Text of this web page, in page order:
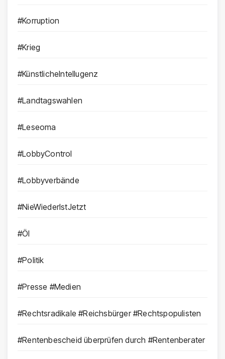
#Korruption
#Krieg
#KünstlicheIntellugenz
#Landtagswahlen
#Leseoma
#LobbyControl
#Lobbyverbände
#NieWiederIstJetzt
#Öl
#Politik
#Presse #Medien
#Rechtsradikale #Reichsbürger #Rechtspopulisten
#Rentenbescheid überprüfen durch #Rentenberater